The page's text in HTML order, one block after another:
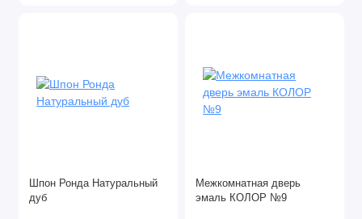
Шпон Ронда Натуральный
дуб
Межкомнатная дверь
эмаль КОЛОР №9